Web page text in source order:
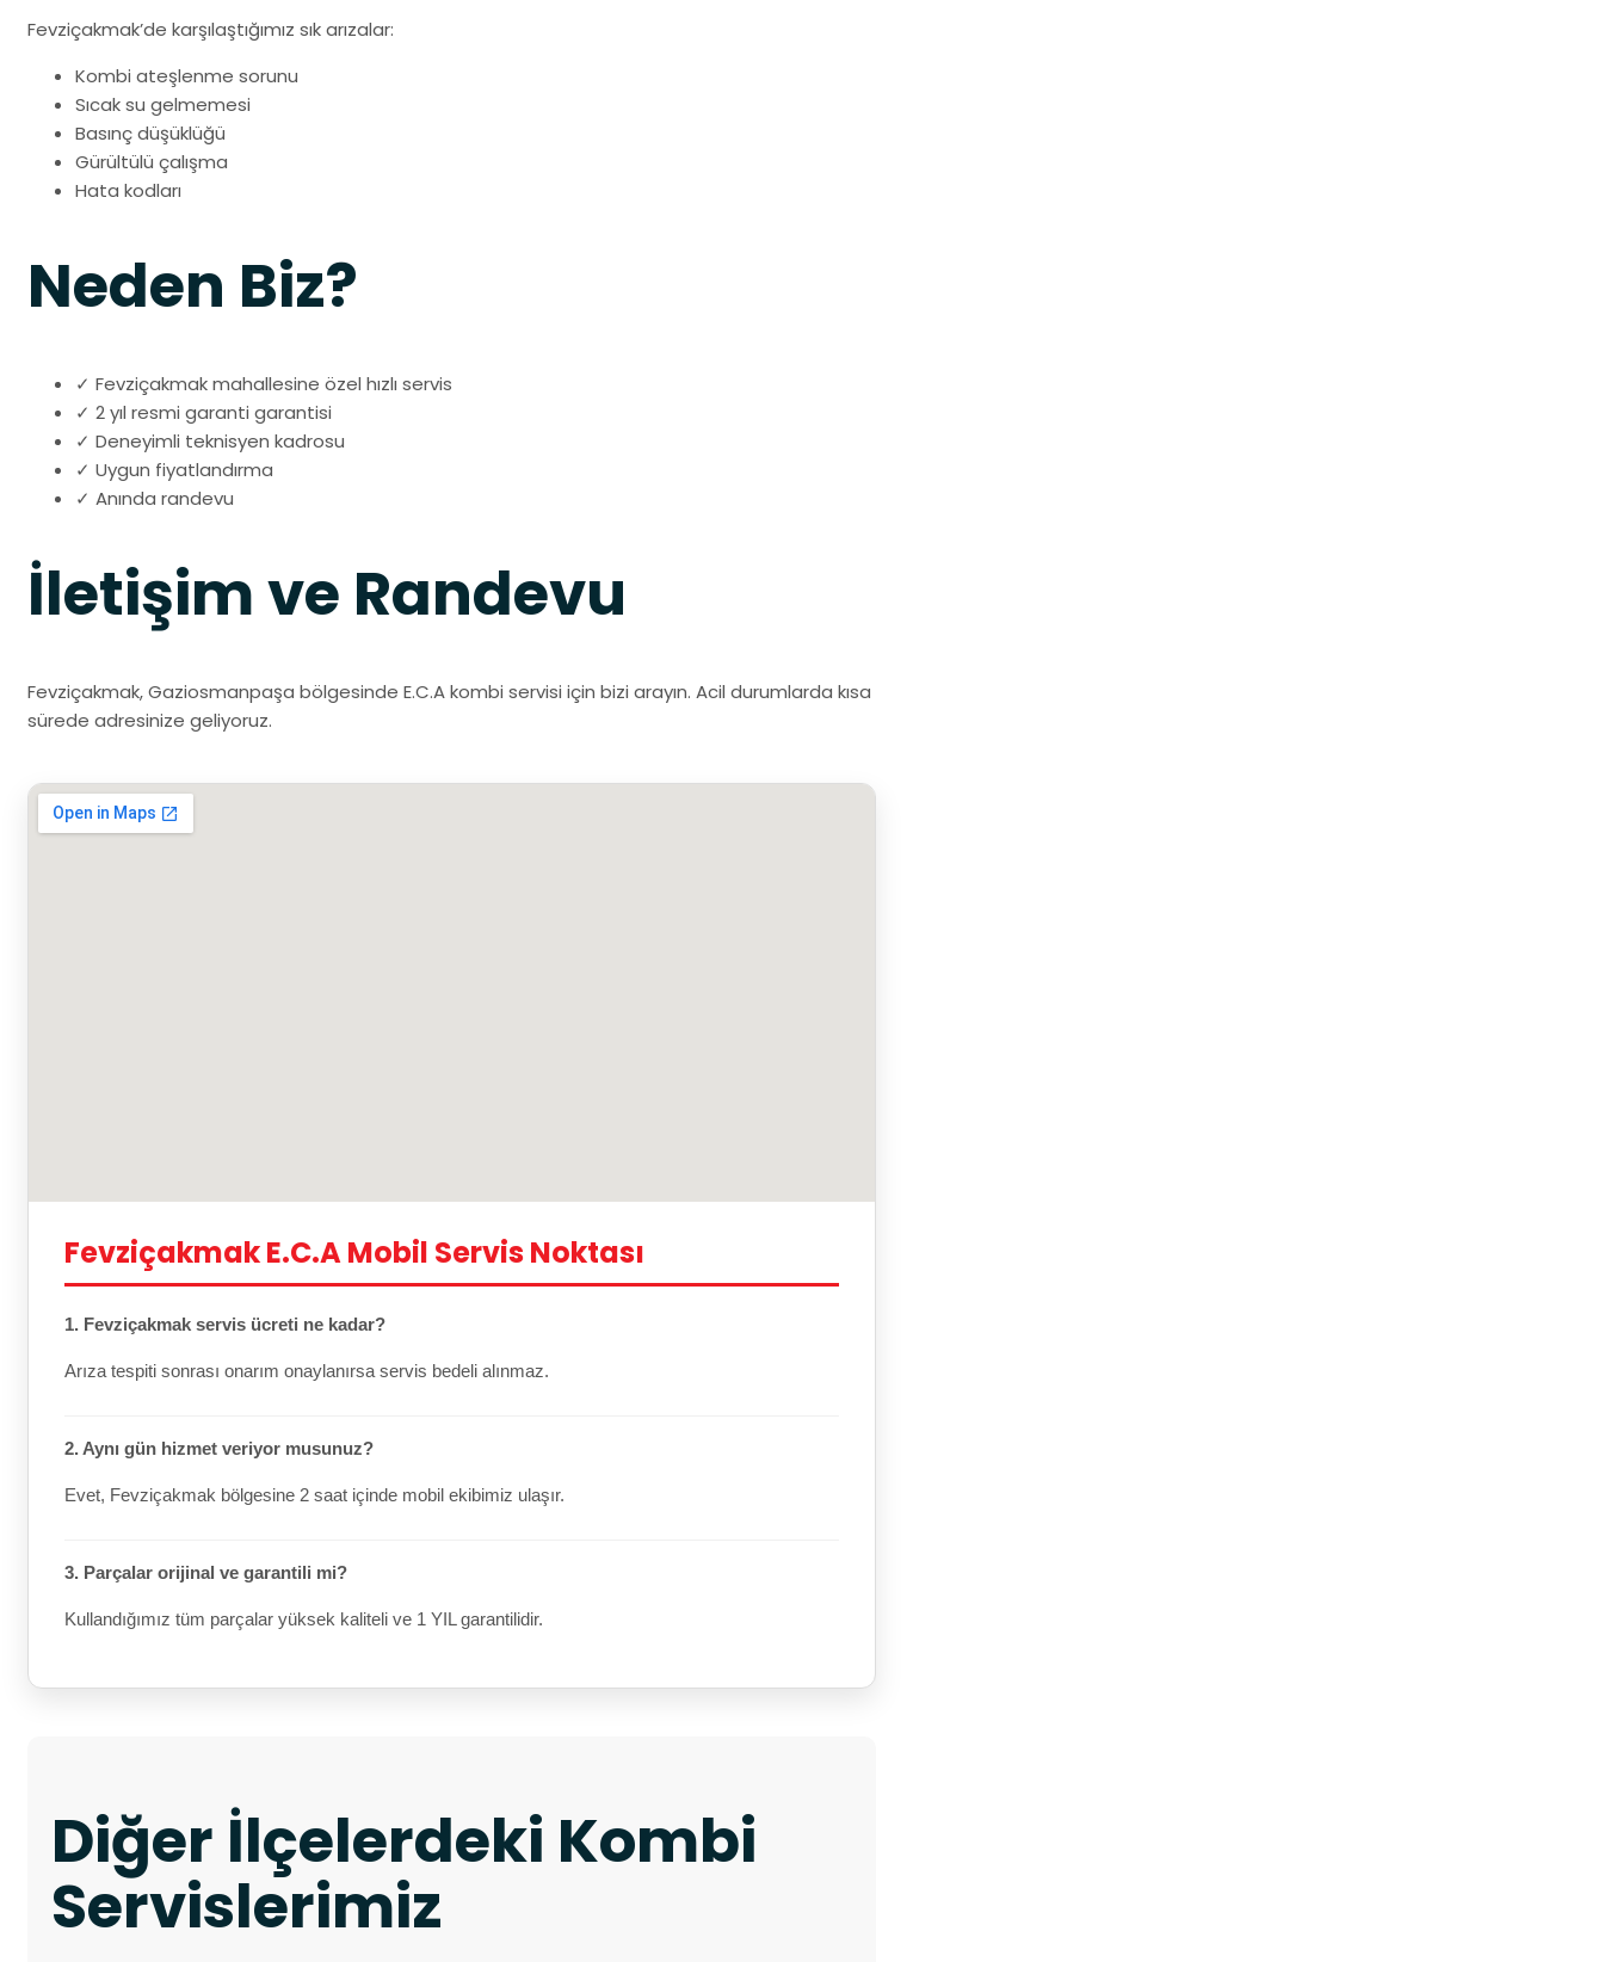
Fevziçakmak’de karşılaştığımız sık arızalar:
Kombi ateşlenme sorunu
Sıcak su gelmemesi
Basınç düşüklüğü
Gürültülü çalışma
Hata kodları
Neden Biz?
✓ Fevziçakmak mahallesine özel hızlı servis
✓ 2 yıl resmi garanti garantisi
✓ Deneyimli teknisyen kadrosu
✓ Uygun fiyatlandırma
✓ Anında randevu
İletişim ve Randevu
Fevziçakmak, Gaziosmanpaşa bölgesinde E.C.A kombi servisi için bizi arayın. Acil durumlarda kısa
sürede adresinize geliyoruz.
Fevziçakmak E.C.A Mobil Servis Noktası
1. Fevziçakmak servis ücreti ne kadar?
Arıza tespiti sonrası onarım onaylanırsa servis bedeli alınmaz.
2. Aynı gün hizmet veriyor musunuz?
Evet, Fevziçakmak bölgesine 2 saat içinde mobil ekibimiz ulaşır.
3. Parçalar orijinal ve garantili mi?
Kullandığımız tüm parçalar yüksek kaliteli ve 1 YIL garantilidir.
Diğer İlçelerdeki Kombi
Servislerimiz